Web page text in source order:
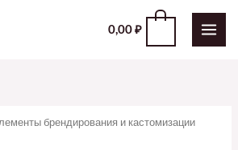
0,00₽
брендирования и кастомизации